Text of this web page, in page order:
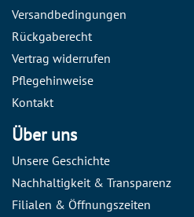
Versandbedingungen
Rückgaberecht
Vertrag widerrufen
Pflegehinweise
Kontakt
Über uns
Unsere Geschichte
Nachhaltigkeit & Transparenz
Filialen & Öffnungszeiten